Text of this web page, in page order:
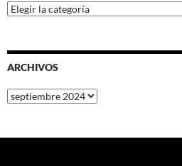
Categorías
ARCHIVOS
Archivos